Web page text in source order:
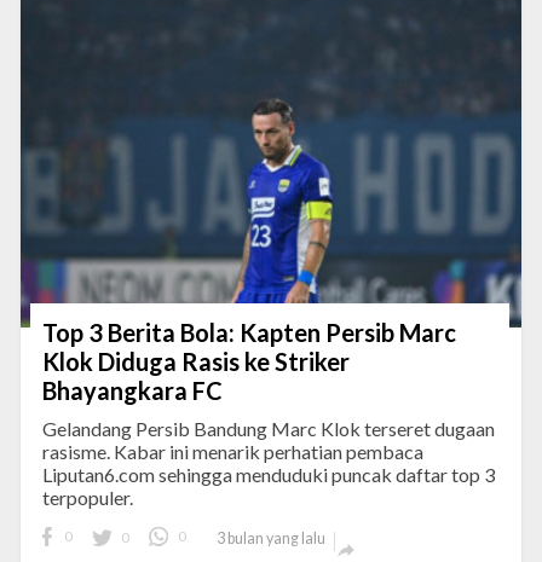
Top 3 Berita Bola: Kapten Persib Marc
Klok Diduga Rasis ke Striker
Bhayangkara FC
Gelandang Persib Bandung Marc Klok terseret dugaan
rasisme. Kabar ini menarik perhatian pembaca
Liputan6.com sehingga menduduki puncak daftar top 3
terpopuler.
0 0 0 3 bulan yang lalu
